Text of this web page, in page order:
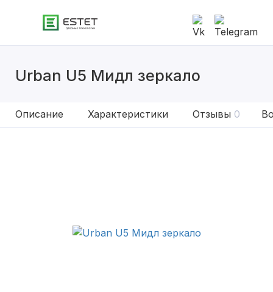
Urban U5 Мидл зеркало
Описание Характеристики Отзывы 0